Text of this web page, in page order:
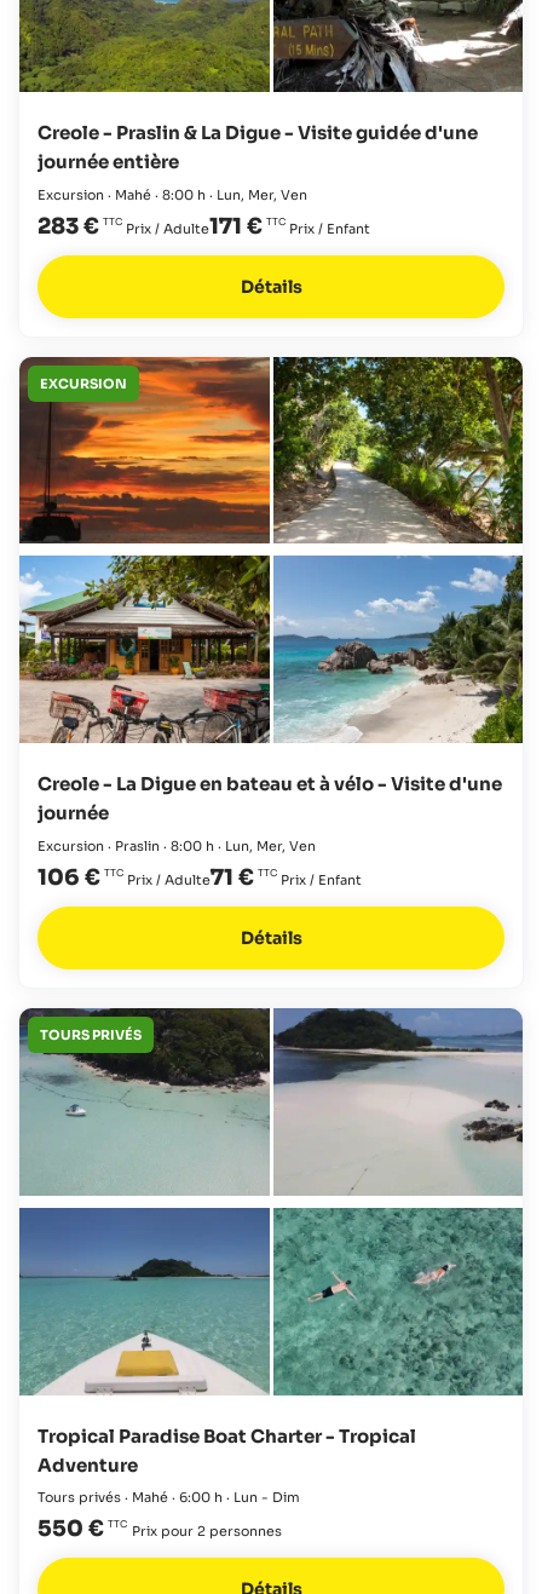
Creole - Praslin & La Digue - Visite guidée d'une
journée entière
Excursion · Mahé · 8:00 h · Lun, Mer, Ven
283 € Prix / Adulte171 € Prix / Enfant
Détails
EXCURSION
Creole - La Digue en bateau et à vélo - Visite d'une
journée
Excursion · Praslin · 8:00 h · Lun, Mer, Ven
106 € Prix / Adulte71 € Prix / Enfant
Détails
TOURS PRIVÉS
Tropical Paradise Boat Charter - Tropical
Adventure
Tours privés · Mahé · 6:00 h · Lun - Dim
550 € Prix pour 2 personnes
Détails